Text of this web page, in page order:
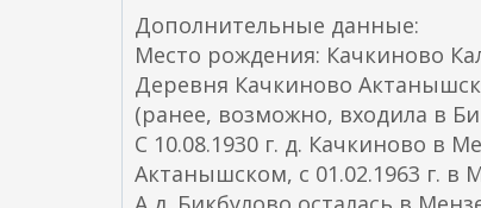
Дополнительные данные:
Место рождения: Качкиново
Деревня Качкиново
(ранее, возможно, входила в
С 10.08.1930 г. д. Качкиново в
Актанышском, с 01.02.1963 г. в